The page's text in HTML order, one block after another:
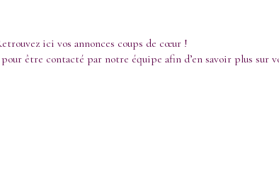
ici vos annonces coups de cœur !
être contacté par notre équipe afin d’en savoir plus sur